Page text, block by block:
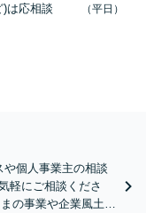
)は応相談
（平日）
や個人事業主の相談
軽にご相談くださ
の事業や企業風土を